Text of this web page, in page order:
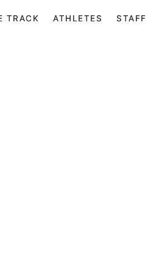
TRACK ATHLETES STAFF
TRACK ATHLETES STAFF